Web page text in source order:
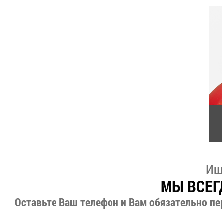
МЫ
Оставьте Ваш телефон и Вам обязательно